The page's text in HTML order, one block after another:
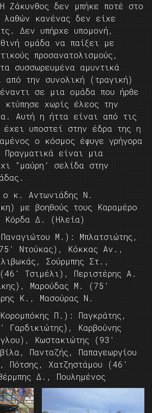
Ζάκυνθος δεν μπήκε ποτέ στο
κανένας δεν είχε
Δεν υπήρχε υπομονή,
ομάδα να παίξει με
προσανατολισμούς,
συσσωρευμένα αμυντικά
την συνολική (τραγική)
σε μια ομάδα που ήρθε
κτύπησε χωρίς έλεος την
Αυτή η ήττα είναι από τις
έχει υποστεί στην έδρα της η
ο κόσμος έφυγε γρήγορα
είναι μια
“μαύρη’ σελίδα στην
ο κ. Αντωνιάδης Ν.
με βοηθούς τους Καραμέρο
Δ. (Ηλεία)
Μ.): Μπλατσιώτης,
Ντούκας), Κόκκας Αν.,
Σούρμπης Στ.,
Τσιμέλι), Περιστέρης Α.
Μαρούδας Μ. (75′
Κ., Μασούρας Ν.
Π.): Παγκράτης,
Γαρδικιώτης), Καρβούνης
Κωστακιώτης (93′
Πανταζής, Παπαγεωργίου
Πότσης, Χατζηστάμου (46′
Δ., Πουλημένος